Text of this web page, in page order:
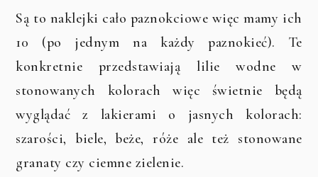
Są to naklejki cało paznokciowe więc mamy ich
10 (po jednym na każdy paznokieć). Te
konkretnie przedstawiają lilie wodne w
stonowanych kolorach więc świetnie będą
wyglądać z lakierami o jasnych kolorach:
szarości, biele, beże, róże ale też stonowane
granaty czy ciemne zielenie.